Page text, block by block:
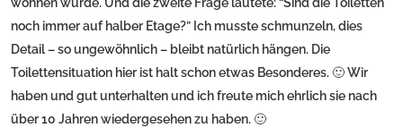
noch immer auf halber Etage?” Ich musste schmunzeln, dies
Detail – so ungewöhnlich – bleibt natürlich hängen. Die
Toilettensituation hier ist halt schon etwas Besonderes. 🙂 Wir
haben und gut unterhalten und ich freute mich ehrlich sie nach
über 10 Jahren wiedergesehen zu haben. 🙂